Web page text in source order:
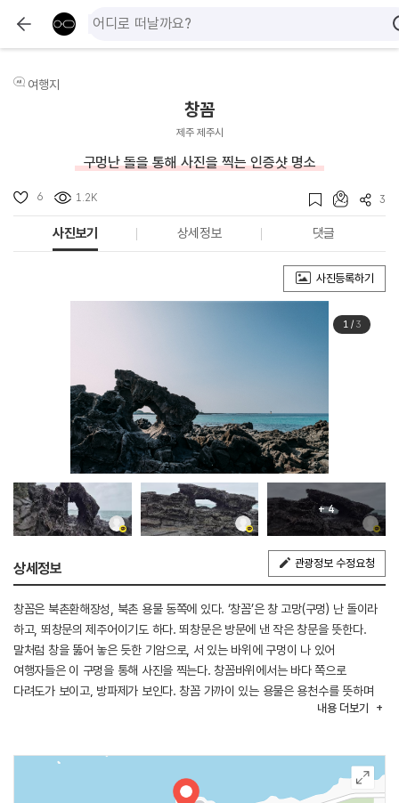
여행지
창꼼
제주 제주시
구멍난 돌을 통해 사진을 찍는 인증샷 명소
6 1.2K 3
사진보기 상세정보 댓글
사진등록하기
1/ 3
+ 4
상세정보 관광정보 수정요청
창꼼은 북촌환해장성, 북촌 용물 동쪽에 있다. ‘창꼼’은 창 고망(구멍) 난 돌이라
하고, 뙤창문의 제주어이기도 하다. 뙤창문은 방문에 낸 작은 창문을 뜻한다.
말처럼 창을 뚫어 놓은 듯한 기암으로, 서 있는 바위에 구멍이 나 있어
여행자들은 이 구멍을 통해 사진을 찍는다. 창꼼바위에서는 바다 쪽으로
다려도가 보이고, 방파제가 보인다. 창꼼 가까이 있는 용물은 용천수를 뜻하며
지하를 흐르다 바다 가까이에서 분출하는 지하수를 말한다. 이곳 역시 사진
‘창꼼’은 우영우의 멘토 정명석 변호사가 아내와의 일을 회상하던 장소이다. 이
내용 더보기